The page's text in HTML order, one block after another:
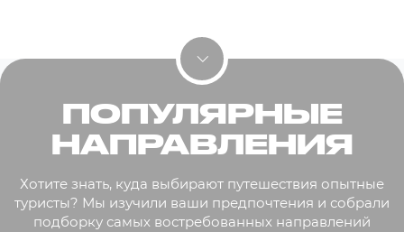
ПОПУЛЯРНЫЕ
НАПРАВЛЕНИЯ
Хотите знать, куда выбирают путешествия опытные
туристы? Мы изучили ваши предпочтения и собрали
подборку самых востребованных направлений